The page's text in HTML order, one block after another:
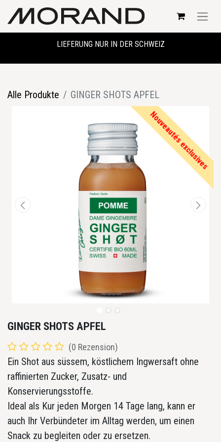
LIEFERUNG NUR IN DER SCHWEIZ
Alle Produkte GINGER SHOTS APFEL
Nouveautés exclusives
GINGER SHOTS APFEL
(0 Rezension)
Ein Shot aus süssem, köstlichem Ingwersaft ohne
raffinierten Zucker, Zusatz- und
Konservierungsstoffe.
Ideal als Kur jeden Morgen 14 Tage lang, kann er
auch Ihr Verbündeter im Alltag werden, um einen
Snack zu begleiten oder zu ersetzen.